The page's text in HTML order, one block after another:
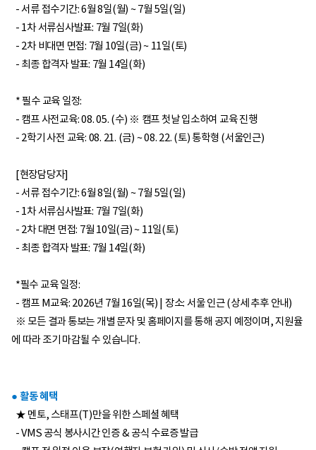
- 서류 접수기간: 6월 8일(월) ~ 7월 5일(일)
- 1차 서류심사발표: 7월 7일(화)
- 2차 비대면 면접: 7월 10일(금) ~ 11일(토)
- 최종 합격자 발표: 7월 14일(화)
* 필수 교육 일정:
- 캠프 사전교육: 08. 05. (수) ※ 캠프 첫날 입소하여 교육 진행
- 2학기 사전 교육: 08. 21. (금) ~ 08. 22. (토) 통학형 (서울인근)
[현장담당자]
- 서류 접수기간: 6월 8일(월) ~ 7월 5일(일)
- 1차 서류심사발표: 7월 7일(화)
- 2차 대면 면접: 7월 10일(금) ~ 11일(토)
- 최종 합격자 발표: 7월 14일(화)
*필수 교육 일정:
- 캠프 M교육: 2026년 7월 16일(목) | 장소: 서울 인근 (상세 추후 안내)
※ 모든 결과 통보는 개별 문자 및 홈페이지를 통해 공지 예정이며, 지원율
에 따라 조기 마감될 수 있습니다.
● 활동 혜택
★ 멘토, 스태프(T)만을 위한 스페셜 혜택
- VMS 공식 봉사시간 인증 & 공식 수료증 발급